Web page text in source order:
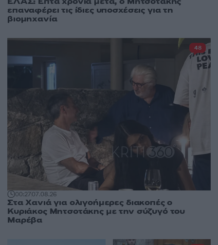
επαναφέρει τις ίδιες υποσχέσεις για τη
βιομηχανία
00:2707.08.26
Στα Χανιά για ολιγοήμερες διακοπές ο
Κυριάκος Μητσοτάκης με την σύζυγό του
Μαρέβα
48